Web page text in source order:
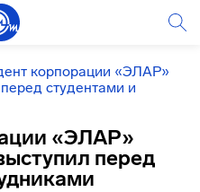
корпорации «ЭЛАР»
студентами и
«ЭЛАР»
перед